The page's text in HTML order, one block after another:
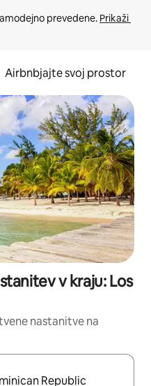
prevedene. Prikaži
Airbnbjajte svoj prostor
v kraju: Los
nastanitve na
s puščičnima tipkama gor in